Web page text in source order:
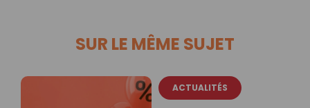
SUR LE MÊME SUJET
ACTUALITÉS